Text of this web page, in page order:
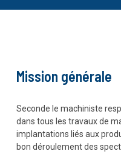
Mission générale
Seconde le machiniste
dans tous les travaux de
implantations liés aux
bon déroulement des